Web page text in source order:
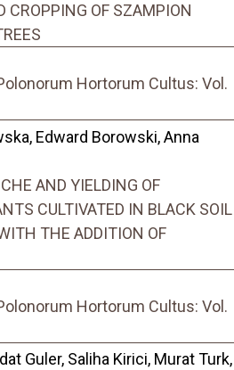
CROPPING OF SZAMPION
Hortorum Cultus: Vol.
Edward Borowski, Anna
AND YIELDING OF
CULTIVATED IN BLACK SOIL
THE ADDITION OF
Hortorum Cultus: Vol.
Guler, Saliha Kirici, Murat Turk,